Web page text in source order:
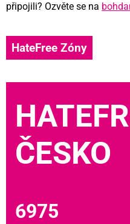
připojili? Ozvěte se na
HateFree Zóny
ČESKO
6975